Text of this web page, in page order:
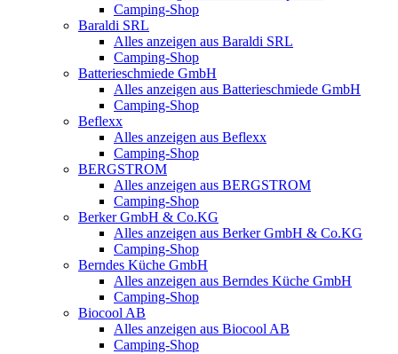
Camping-Shop
Baraldi SRL
Alles anzeigen aus Baraldi SRL
Camping-Shop
Batterieschmiede GmbH
Alles anzeigen aus Batterieschmiede GmbH
Camping-Shop
Beflexx
Alles anzeigen aus Beflexx
Camping-Shop
BERGSTROM
Alles anzeigen aus BERGSTROM
Camping-Shop
Berker GmbH & Co.KG
Alles anzeigen aus Berker GmbH & Co.KG
Camping-Shop
Berndes Küche GmbH
Alles anzeigen aus Berndes Küche GmbH
Camping-Shop
Biocool AB
Alles anzeigen aus Biocool AB
Camping-Shop